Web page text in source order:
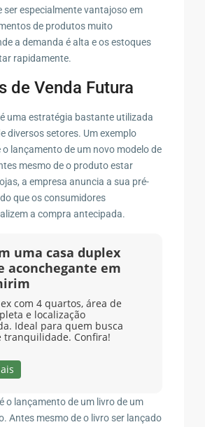
ser especialmente vantajoso em
de produtos muito
a demanda é alta e os estoques
rapidamente.
de Venda Futura
uma estratégia bastante utilizada
diversos setores. Um exemplo
lançamento de um novo modelo de
mesmo de o produto estar
a empresa anuncia a sua pré-
que os consumidores
a compra antecipada.
uma casa duplex
aconchegante em
com 4 quartos, área de
e localização
Ideal para quem busca
tranquilidade. Confira!
o lançamento de um livro de um
Antes mesmo de o livro ser lançado